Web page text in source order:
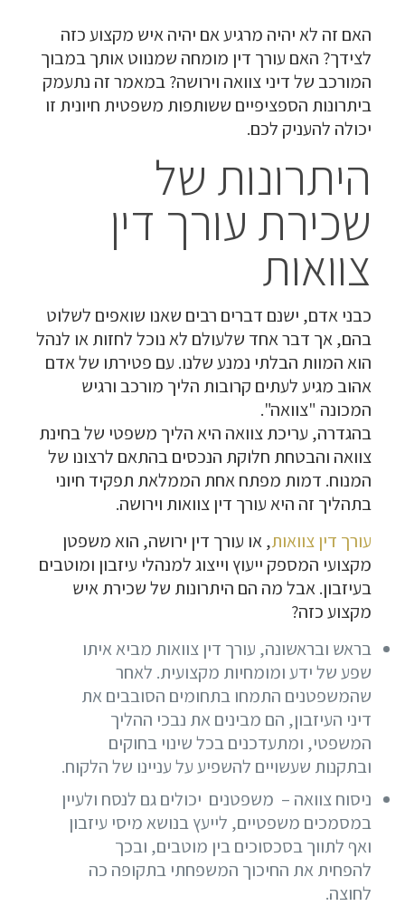
האם זה לא יהיה מרגיע אם יהיה איש מקצוע כזה
לצידך? האם עורך דין מומחה שמנווט אותך במבוך
המורכב של דיני צוואה וירושה? במאמר זה נתעמק
ביתרונות הספציפיים ששותפות משפטית חיונית זו
יכולה להעניק לכם.
היתרונות של
שכירת עורך דין
צוואות
כבני אדם, ישנם דברים רבים שאנו שואפים לשלוט
בהם, אך דבר אחד שלעולם לא נוכל לחזות או לנהל
הוא המוות הבלתי נמנע שלנו. עם פטירתו של אדם
אהוב מגיע לעתים קרובות הליך מורכב ורגיש
המכונה "צוואה".
בהגדרה, עריכת צוואה היא הליך משפטי של בחינת
צוואה והבטחת חלוקת הנכסים בהתאם לרצונו של
המנוח. דמות מפתח אחת הממלאת תפקיד חיוני
בתהליך זה היאעורך דין צוואות וירושה.
עורך דין צוואות, או עורך דין ירושה, הוא משפטן
מקצועי המספק ייעוץ וייצוג למנהלי עיזבון ומוטבים
בעיזבון. אבל מה הם היתרונות של שכירת איש
מקצוע כזה?
בראש ובראשונה, עורך דין צוואות מביא איתו
שפע של ידע ומומחיות מקצועית. לאחר
שהמשפטנים התמחו בתחומים הסובבים את
דיני העיזבון, הם מבינים את נבכי ההליך
המשפטי, ומתעדכנים בכל שינוי בחוקים
ובתקנות שעשויים להשפיע על עניינו של הלקוח.
ניסוח צוואה – משפטנים יכולים גם לנסח ולעיין
במסמכים משפטיים, לייעץ בנושא מיסי עיזבון
ואף לתווך בסכסוכים בין מוטבים, ובכך
להפחית את החיכוך המשפחתי בתקופה כה
לחוצה.